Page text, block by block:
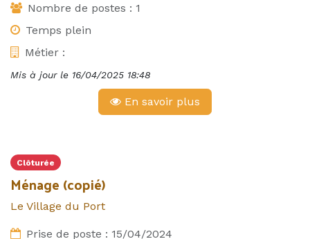
Nombre de postes : 1
Temps plein
Métier :
Mis à jour le 16/04/2025 18:48
En savoir plus
Clôturée
Ménage (copié)
Le Village du Port
Prise de poste : 15/04/2024